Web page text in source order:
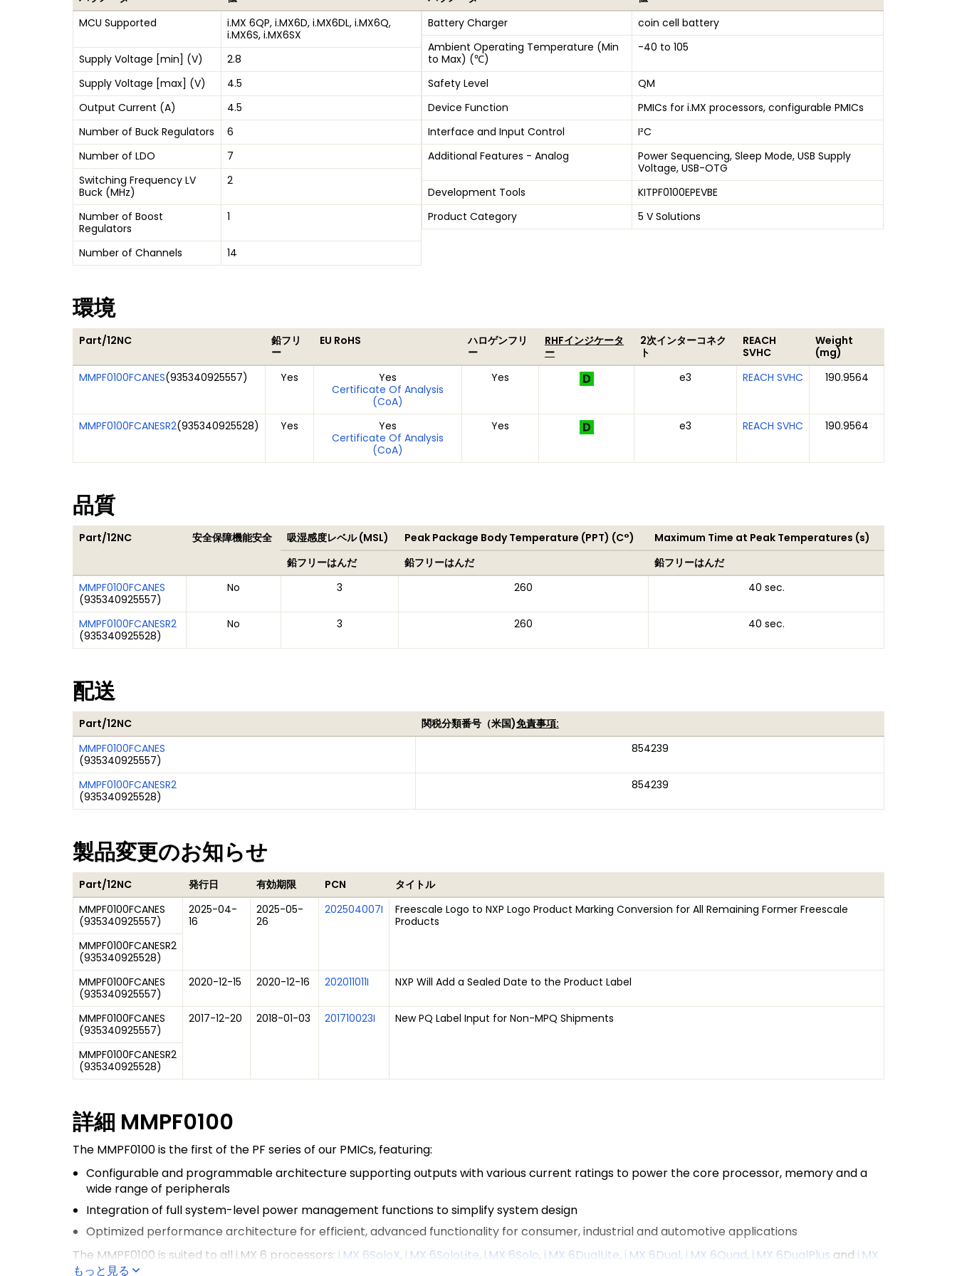
MCU Supported
i.MX 6QP, i.MX6D, i.MX6DL, i.MX6Q,
i.MX6S, i.MX6SX
Supply Voltage [min] (V)
2.8
Supply Voltage [max] (V)
4.5
Output Current (A)
4.5
Number of Buck Regulators
6
Number of LDO
7
Switching Frequency LV
Buck (MHz)
2
Number of Boost
Regulators
1
Number of Channels 14
Battery Charger
coin cell battery
Ambient Operating Temperature (Min
to Max) (℃)
-40 to 105
Safety Level
QM
Device Function
PMICs for i.MX processors, configurable PMICs
Interface and Input Control
I²C
Additional Features - Analog
Power Sequencing, Sleep Mode, USB Supply
Voltage, USB-OTG
Development Tools
KITPF0100EPEVBE
Product Category
5 V Solutions
環境
Part/12NC
鉛フリ
ー
EU RoHS
ハロゲンフリ
ー
RHFインジケータ
ー
2次インターコネク
ト
REACH
SVHC
Weight
(mg)
MMPF0100FCANES(935340925557) Yes
Yes
Certificate Of Analysis
(CoA)
Yes e3 REACH SVHC 190.9564
MMPF0100FCANESR2(935340925528) Yes
Yes
Certificate Of Analysis
(CoA)
Yes e3 REACH SVHC 190.9564
品質
Part/12NC 安全保障機能安全 吸湿感度レベル (MSL) Peak Package Body Temperature (PPT) (C°)
Maximum Time at Peak Temperatures (s)
鉛フリーはんだ
鉛フリーはんだ
鉛フリーはんだ
MMPF0100FCANES
(935340925557)
No 3 260 40 sec.
MMPF0100FCANESR2
(935340925528)
No 3 260 40 sec.
配送
Part/12NC 関税分類番号（米国)免責事項:
MMPF0100FCANES
(935340925557)
854239
MMPF0100FCANESR2
(935340925528)
854239
製品変更のお知らせ
Part/12NC 発行日 有効期限 PCN
タイトル
MMPF0100FCANES
(935340925557)
2025-04-
16
2025-05-
26
202504007I
Freescale Logo to NXP Logo Product Marking Conversion for All Remaining Former Freescale
Products
MMPF0100FCANESR2
(935340925528)
MMPF0100FCANES
(935340925557)
2020-12-15 2020-12-16 202011011I NXP Will Add a Sealed Date to the Product Label
MMPF0100FCANES
(935340925557)
2017-12-20 2018-01-03 201710023I New PQ Label Input for Non-MPQ Shipments
MMPF0100FCANESR2
(935340925528)
詳細 MMPF0100
The MMPF0100 is the first of the PF series of our PMICs, featuring:
Configurable and programmable architecture supporting outputs with various current ratings to power the core processor, memory and a
wide range of peripherals
Integration of full system-level power management functions to simplify system design
Optimized performance architecture for efficient, advanced functionality for consumer, industrial and automotive applications
The MMPF0100 is suited to all i.MX 6 processors: i.MX 6SoloX, i.MX 6SoloLite, i.MX 6Solo, i.MX 6DualLite, i.MX 6Dual, i.MX 6Quad, i.MX 6DualPlus and i.MX
6QuadPlus . It is built into multiple reference designs in the i.MX 6 family to provide a platform-level solution from that enables faster time to
もっと見る